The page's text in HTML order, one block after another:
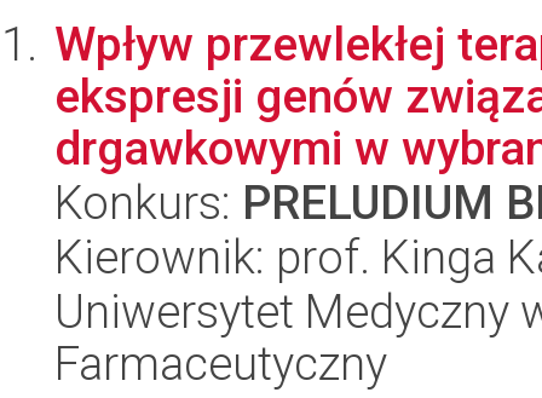
Wpływ przewlekłej
ekspresji genów
drgawkowymi w
Konkurs: PRELUDIUM
Kierownik: prof. Kinga
Uniwersytet Medyczny
Farmaceutyczny